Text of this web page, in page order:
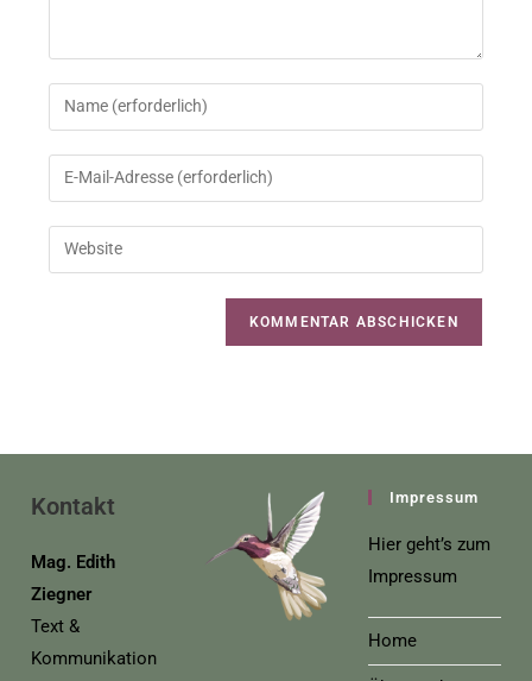
Kontakt
Mag. Edith
Ziegner
Text &
Kommunikation
Impressum
Hier geht’s zum
Impressum
Home